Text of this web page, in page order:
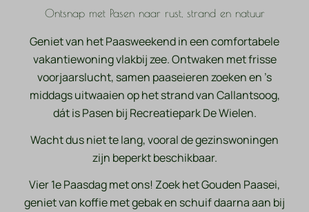
Ontsnap met Pasen naar rust, strand en natuur
Geniet van het Paasweekend in een comfortabele
vakantiewoning vlakbij zee. Ontwaken met frisse
voorjaarslucht, samen paaseieren zoeken en ’s
middags uitwaaien op het strand van Callantsoog,
dát is Pasen bij Recreatiepark De Wielen.
Wacht dus niet te lang, vooral de gezinswoningen
zijn beperkt beschikbaar.
Vier 1e Paasdag met ons! Zoek het Gouden Paasei,
geniet van koffie met gebak en schuif daarna aan bij